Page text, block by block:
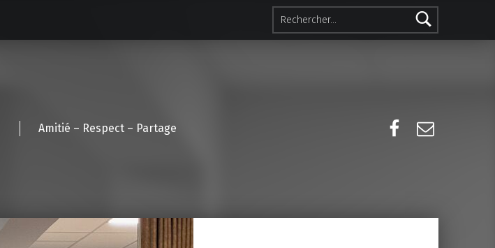
Rechercher :
Amitié – Respect – Partage
Facebook